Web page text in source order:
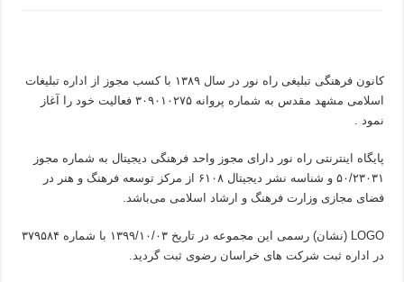
کانون فرهنگی تبلیغی راه نور در سال ۱۳۸۹ با کسب مجوز از اداره تبلیغات
اسلامی مشهد مقدس به شماره پروانه ۳۰۹۰۱۰۲۷۵ فعالیت خود را آغاز
نمود .
پایگاه اینترنتی راه نور دارای مجوز واحد فرهنگی دیجیتال به شماره مجوز
۵۰/۲۳۰۳۱ و شناسه نشر دیجیتال ۶۱۰۸ از مرکز توسعه فرهنگ و هنر در
فضای مجازی وزارت فرهنگ و ارشاد اسلامی می‌باشد.
LOGO (نشان) رسمی این مجموعه در تاریخ ۱۳۹۹/۱۰/۰۳ با شماره ۳۷۹۵۸۴
در اداره ثبت شرکت های خراسان رضوی ثبت گردید.